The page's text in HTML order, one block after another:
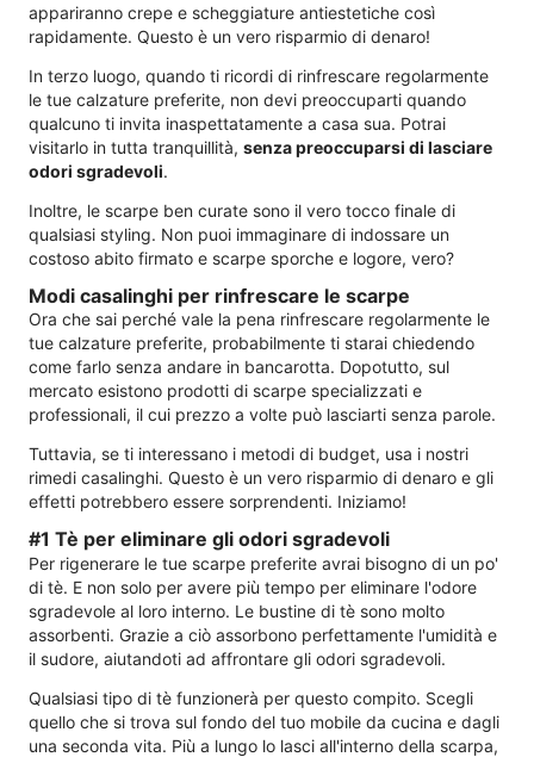
appariranno crepe e scheggiature antiestetiche così
rapidamente. Questo è un vero risparmio di denaro!
In terzo luogo, quando ti ricordi di rinfrescare regolarmente
le tue calzature preferite, non devi preoccuparti quando
qualcuno ti invita inaspettatamente a casa sua. Potrai
visitarlo in tutta tranquillità, senza preoccuparsi di lasciare
odori sgradevoli.
Inoltre, le scarpe ben curate sono il vero tocco finale di
qualsiasi styling. Non puoi immaginare di indossare un
costoso abito firmato e scarpe sporche e logore, vero?
Modi casalinghi per rinfrescare le scarpe
Ora che sai perché vale la pena rinfrescare regolarmente le
tue calzature preferite, probabilmente ti starai chiedendo
come farlo senza andare in bancarotta. Dopotutto, sul
mercato esistono prodotti di scarpe specializzati e
professionali, il cui prezzo a volte può lasciarti senza parole.
Tuttavia, se ti interessano i metodi di budget, usa i nostri
rimedi casalinghi. Questo è un vero risparmio di denaro e gli
effetti potrebbero essere sorprendenti. Iniziamo!
#1 Tè per eliminare gli odori sgradevoli
Per rigenerare le tue scarpe preferite avrai bisogno di un po'
di tè. E non solo per avere più tempo per eliminare l'odore
sgradevole al loro interno. Le bustine di tè sono molto
assorbenti. Grazie a ciò assorbono perfettamente l'umidità e
il sudore, aiutandoti ad affrontare gli odori sgradevoli.
Qualsiasi tipo di tè funzionerà per questo compito. Scegli
quello che si trova sul fondo del tuo mobile da cucina e dagli
una seconda vita. Più a lungo lo lasci all'interno della scarpa,